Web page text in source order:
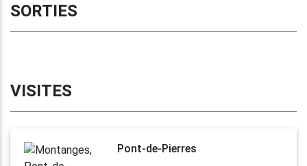
SORTIES
VISITES
Pont-de-Pierres